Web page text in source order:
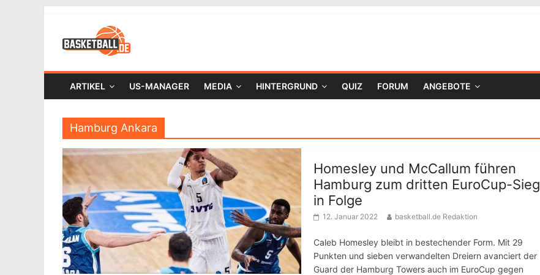
ARTIKEL US-MANAGER MEDIA HINTERGRUND QUIZ FORUM ANGEBOTE
Hamburg Ankara
Homesley und McCallum führen
Hamburg zum dritten EuroCup-Sieg
in Folge
12. Januar 2022 basketball.de Redaktion
Caleb Homesley bleibt in bestechender Form. Mit 29
Punkten und sieben verwandelten Dreiern avanciert der
Guard der Hamburg Towers auch im EuroCup gegen